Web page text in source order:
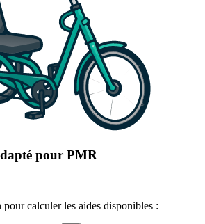
pour PMR
calculer les aides disponibles :